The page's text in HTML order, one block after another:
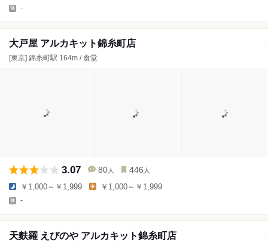
-
大戸屋 アルカキット錦糸町店
[東京] 錦糸町駅 164m / 食堂
3.07 80 人 446 人
￥1,000～￥1,999 ￥1,000～￥1,999
-
天麩羅 えびのや アルカキット錦糸町店